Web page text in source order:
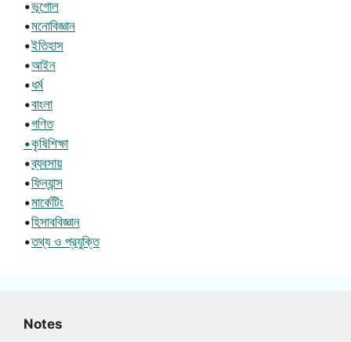
•ভূগোল
•মনোবিজ্ঞান
•ইতিহাস
•আইন
•ধর্ম
•বাংলা
•গণিত
•কৃষিশিক্ষা
•ব্যবসায়
•ফিন্যান্স
•মার্কেটিং
•হিসাববিজ্ঞান
•তথ্য ও প্রযুক্তি
Notes